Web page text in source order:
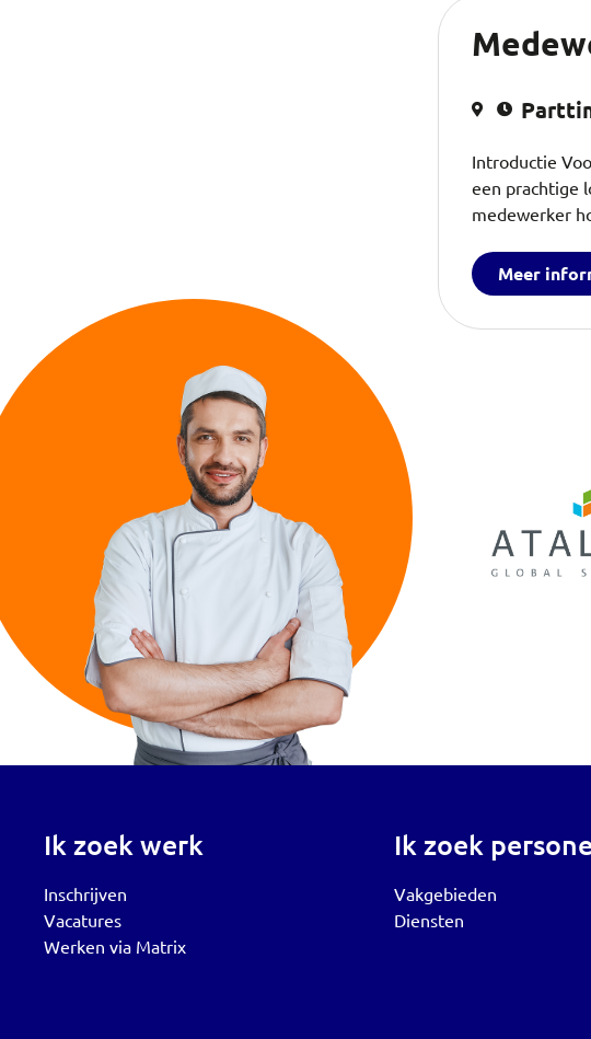
Introductie
een prachtige
medewerker
Meer
Ik zoek werk
Inschrijven
Vacatures
Werken via Matrix
Ik zoek
Vakgebieden
Diensten